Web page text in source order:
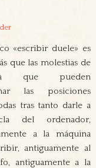
«escribir duele» es
que las molestias de
que pueden
las posiciones
tras tanto darle a
del ordenador,
a la máquina
antiguamente al
antiguamente a la